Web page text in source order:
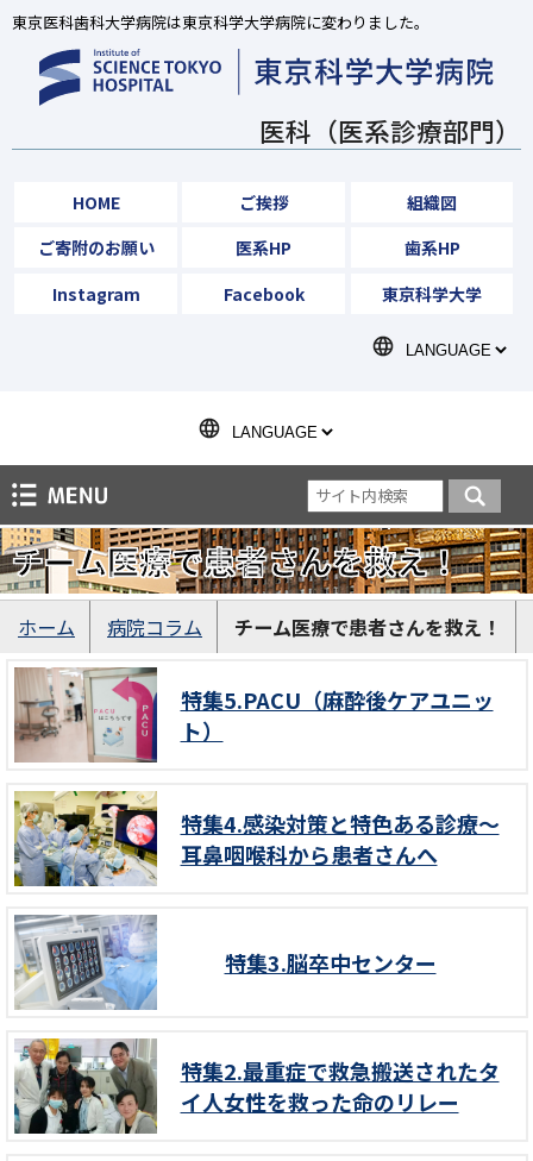
東京医科歯科大学病院は東京科学大学病院に変わりました。
医科（医系診療部門）
HOME ご挨拶
組織図
ご寄附のお願い
医系HP
歯系HP
Instagram
Facebook 東京科学大学
チーム医療で患者さんを救え！
ホーム 病院コラム チーム医療で患者さんを救え！
特集5.PACU（麻酔後ケアユニッ
ト）
特集4.感染対策と特色ある診療～
耳鼻咽喉科から患者さんへ
特集3.脳卒中センター
特集2.最重症で救急搬送されたタ
イ人女性を救った命のリレー